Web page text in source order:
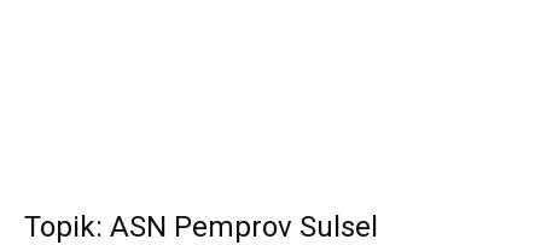
Topik: ASN Pemprov Sulsel